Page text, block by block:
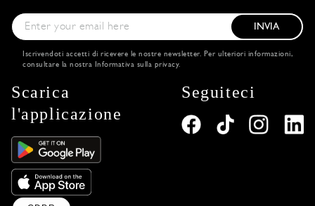
INVIA
Iscrivendoti accetti di ricevere le nostre newsletter. Per ulteriori informazioni,
consultare la nostra
Informativa sulla privacy.
Scarica
l'applicazione
Seguiteci